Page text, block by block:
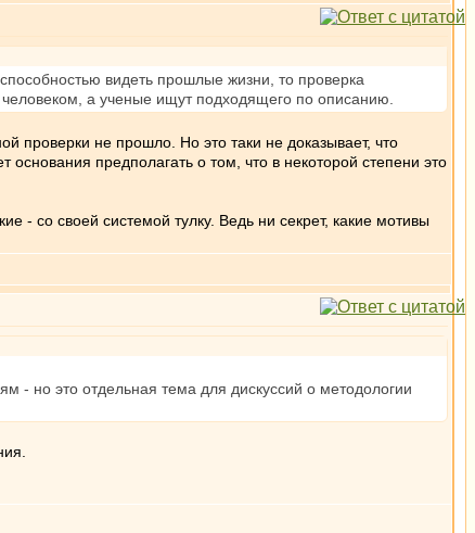
видеть прошлые жизни, то проверка
а ученые ищут подходящего по описанию.
проверки не прошло. Но это таки не доказывает, что
основания предполагать о том, что в некоторой степени это
- со своей системой тулку. Ведь ни секрет, какие мотивы
но это отдельная тема для дискуссий о методологии